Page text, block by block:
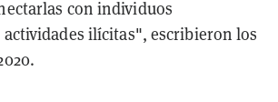
con individuos
ilícitas", escribieron los